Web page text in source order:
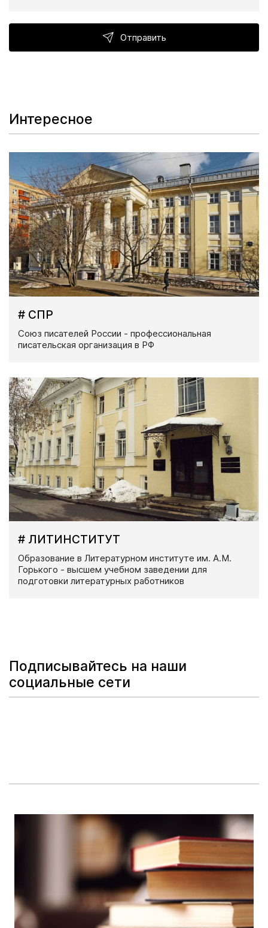
Отправить
Интересное
# СПР
Союз писателей России - профессиональная
писательская организация в РФ
# ЛИТИНСТИТУТ
Образование в Литературном институте им. А.М.
Горького - высшем учебном заведении для
подготовки литературных работников
Подписывайтесь на наши
социальные сети